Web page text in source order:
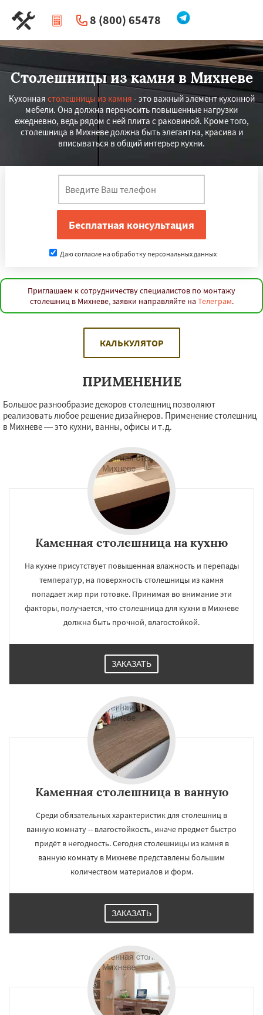
8 (800) 65478
| Перезвоните мне
Столешницы из камня в Михневе
Кухонная столешницы из камня - это важный элемент кухонной
мебели. Она должна переносить повышенные нагрузки
ежедневно, ведь рядом с ней плита с раковиной. Кроме того,
столешница в Михневе должна быть элегантна, красива и
вписываться в общий интерьер кухни.
Даю согласие на обработку персональных данных
Приглашаем к сотрудничеству специалистов по монтажу
столешниц в Михневе, заявки направляйте на Телеграм.
КАЛЬКУЛЯТОР
ПРИМЕНЕНИЕ
Большое разнообразие декоров столешниц позволяют
реализовать любое решение дизайнеров. Применение столешниц
в Михневе — это кухни, ванны, офисы и т.д.
Каменная столешница на кухню
На кухне присутствует повышенная влажность и перепады
температур, на поверхность столешницы из камня
попадает жир при готовке. Принимая во внимание эти
факторы, получается, что столешница для кухни в Михневе
должна быть прочной, влагостойкой.
ЗАКАЗАТЬ
Каменная столешница в ванную
Среди обязательных характеристик для столешниц в
ванную комнату -- влагостойкость, иначе предмет быстро
придёт в негодность. Сегодня столешницы из камня в
ванную комнату в Михневе представлены большим
количеством материалов и форм.
ЗАКАЗАТЬ